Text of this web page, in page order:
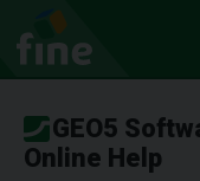
GEO5
Online Help